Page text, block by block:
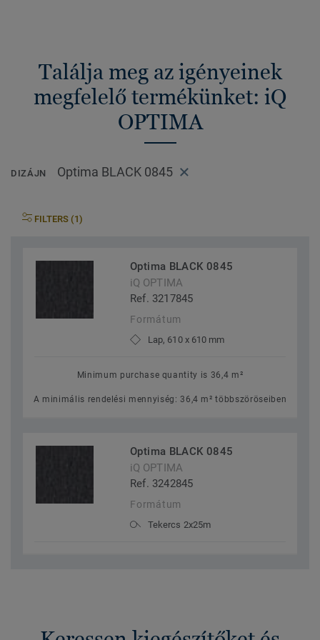
Találja meg az igényeinek
megfelelő termékünket: iQ
OPTIMA
DIZÁJN Optima BLACK 0845
FILTERS (1)
Optima BLACK 0845
iQ OPTIMA
Ref. 3217845
Formátum
Lap, 610 x 610 mm
Minimum purchase quantity is 36,4 m²
A minimális rendelési mennyiség: 36,4 m² többszöröseiben
Optima BLACK 0845
iQ OPTIMA
Ref. 3242845
Formátum
Tekercs 2x25m